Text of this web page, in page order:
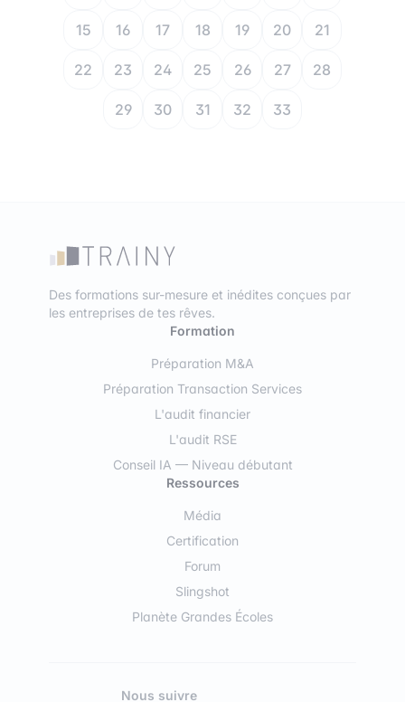
15 16 17 18 19 20 21
22 23 24 25 26 27 28
29 30 31 32 33
Des formations sur-mesure et inédites conçues par
les entreprises de tes rêves.
Formation
Préparation M&A
Préparation Transaction Services
L'audit financier
L'audit RSE
Conseil IA — Niveau débutant
Ressources
Média
Certification
Forum
Slingshot
Planète Grandes Écoles
Nous suivre